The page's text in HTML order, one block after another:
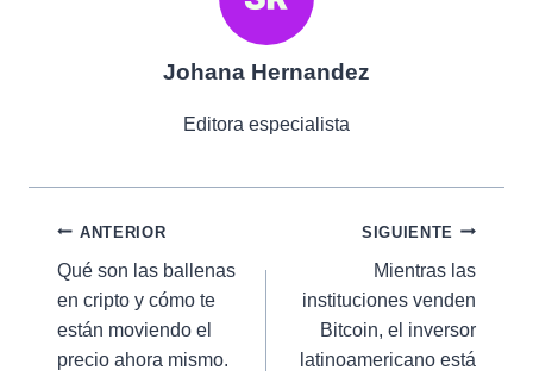
Johana Hernandez
Editora especialista
Navegación
de
entradas
ANTERIOR
Qué son las ballenas
en cripto y cómo te
están moviendo el
precio ahora mismo.
SIGUIENTE
Mientras las
instituciones venden
Bitcoin, el inversor
latinoamericano está